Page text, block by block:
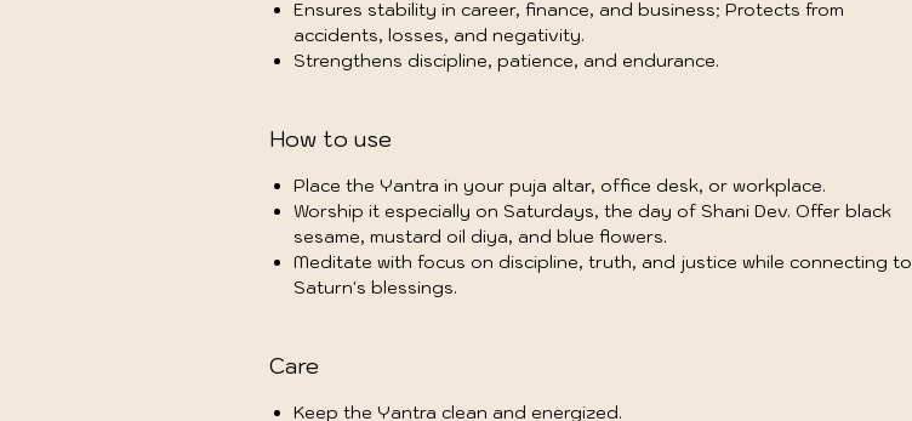
Ensures stability in career, finance, and business; Protects from
accidents, losses, and negativity.
Strengthens discipline, patience, and endurance.
How to use
Place the Yantra in your puja altar, office desk, or workplace.
Worship it especially on Saturdays, the day of Shani Dev. Offer black
sesame, mustard oil diya, and blue flowers.
Meditate with focus on discipline, truth, and justice while connecting to
Saturn's blessings.
Care
Keep the Yantra clean and energized.